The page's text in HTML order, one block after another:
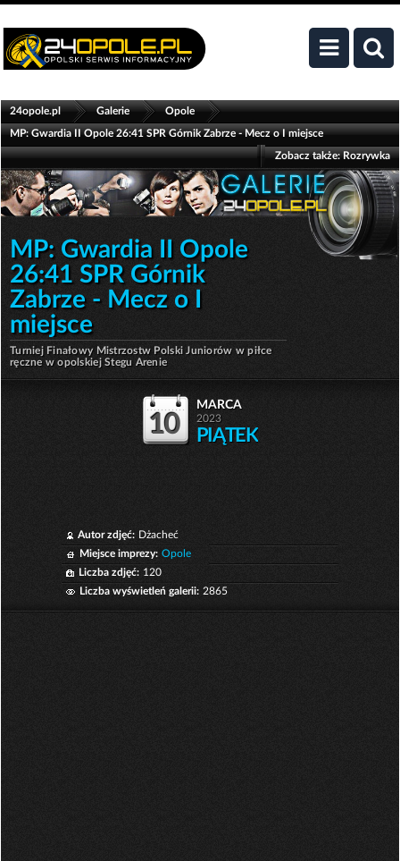
24opole.pl Galerie Opole
MP: Gwardia II Opole 26:41 SPR Górnik Zabrze - Mecz o I miejsce
Zobacz także:Rozrywka
MP: Gwardia II Opole
26:41 SPR Górnik
Zabrze - Mecz o I
miejsce
Turniej Finałowy Mistrzostw Polski Juniorów w piłce
ręczne w opolskiej Stegu Arenie
10
marca
2023
PIĄTEK
Autor zdjęć: Dżacheć
Miejsce imprezy: Opole
Liczba zdjęć: 120
Liczba wyświetleń galerii: 2865